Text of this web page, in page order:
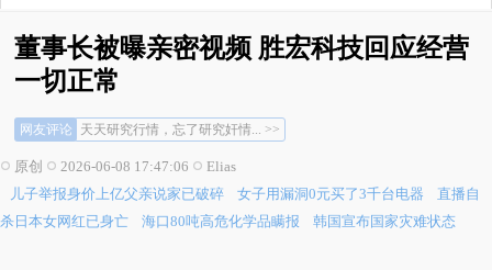
董事长被曝亲密视频 胜宏科技回应经营
一切正常
网友评论
天天研究行情，忘了研究奸情... >>
这年头接个吻也要打码了吗？... >>
天天研究行情，忘了研究奸情... >>
董事长不知道电梯里有监控？... >>
原创 2026-06-08 17:47:06
Elias
儿子举报身价上亿父亲说家已破碎
女子用漏洞0元买了3千台电器
直播自
杀日本女网红已身亡
海口80吨高危化学品瞒报 韩国宣布国家灾难状态